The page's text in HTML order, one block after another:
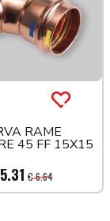
al carrello
RAME
45 FF 15X15
€ 6.64